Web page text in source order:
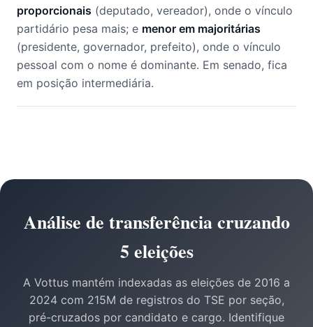
proporcionais (deputado, vereador), onde o vínculo
partidário pesa mais; e menor em majoritárias
(presidente, governador, prefeito), onde o vínculo
pessoal com o nome é dominante. Em senado, fica
em posição intermediária.
Análise de transferência cruzando
5 eleições
A Vottus mantém indexadas as eleições de 2016 a
2024 com 215M de registros do TSE por seção,
pré-cruzados por candidato e cargo. Identifique